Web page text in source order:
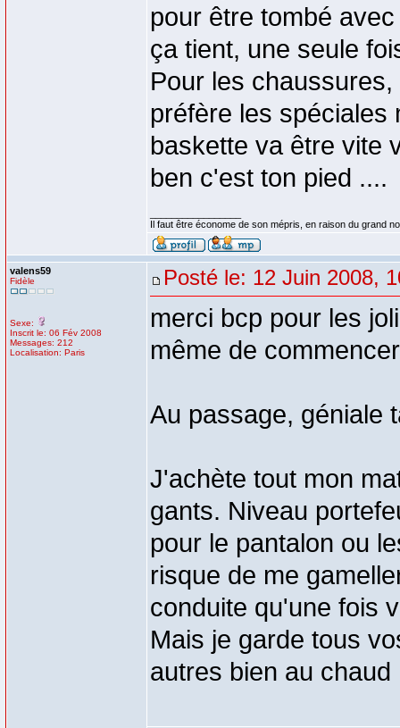
pour être tombé
ça tient, une seule
Pour les
préfère les
baskette va être vite
ben c'est ton pied ....
Il faut être économe de son mépris, en raison du grand
valens59
Fidèle
Sexe:
Inscrit le: 06 Fév 2008
Messages: 212
Localisation: Paris
Posté le: 12 Juin 2008,
merci bcp pour les
même de
Au passage, géniale
J'achète tout mon
gants. Niveau
pour le pantalon ou
risque de me
conduite qu'une fois
Mais je garde tous
autres bien au